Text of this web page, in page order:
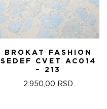
BROKAT FASHION
SEDEF CVET AC014
– 213
2.950,00 RSD